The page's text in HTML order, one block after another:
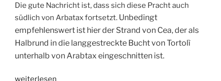
Die gute Nachricht ist, dass sich diese Pracht auch
südlich von Arbatax fortsetzt. Unbedingt
empfehlenswert ist hier der Strand von Cea, der als
Halbrund in die langgestreckte Bucht von Tortolì
unterhalb von Arabtax eingeschnitten ist.
„Spiaggia
weiterlesen